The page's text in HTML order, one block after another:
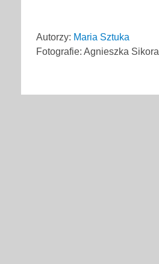
Autorzy: Maria Sztuka
Fotografie: Agnieszka Sikora